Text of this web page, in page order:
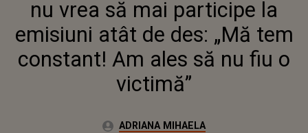
DE DES: „MĂ TEM CONSTANT!
AM ALES SĂ NU FIU O
VICTIMĂ”
nu vrea să mai participe la
emisiuni atât de des: „Mă tem
constant! Am ales să nu fiu o
victimă”
Autor:ADRIANA MIHAELA